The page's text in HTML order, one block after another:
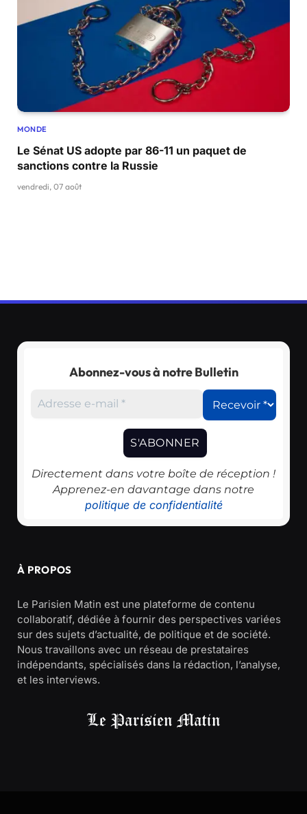
MONDE
Le Sénat US adopte par 86-11 un paquet de
sanctions contre la Russie
vendredi, 07 août
Abonnez-vous à notre Bulletin
Directement dans votre boîte de réception !
Apprenez-en davantage dans notre
politique de confidentialité
À PROPOS
Le Parisien Matin est une plateforme de contenu
collaboratif, dédiée à fournir des perspectives variées
sur des sujets d’actualité, de politique et de société.
Nous travaillons avec un réseau de prestataires
indépendants, spécialisés dans la rédaction, l’analyse,
et les interviews.